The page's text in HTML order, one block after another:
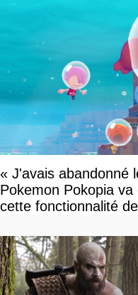
« J'avais abandonné
Pokemon Pokopia
cette fonctionnalité